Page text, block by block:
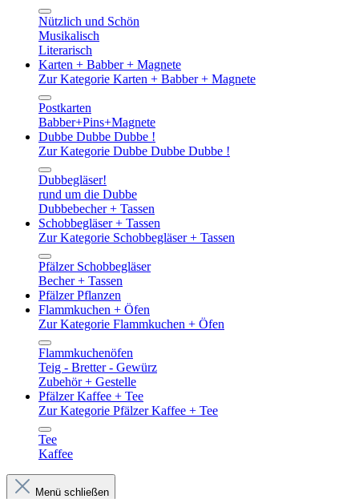
Nützlich und Schön
Musikalisch
Literarisch
Karten + Babber + Magnete
Zur Kategorie Karten + Babber + Magnete
Postkarten
Babber+Pins+Magnete
Dubbe Dubbe Dubbe !
Zur Kategorie Dubbe Dubbe Dubbe !
Dubbegläser!
rund um die Dubbe
Dubbebecher + Tassen
Schobbegläser + Tassen
Zur Kategorie Schobbegläser + Tassen
Pfälzer Schobbegläser
Becher + Tassen
Pfälzer Pflanzen
Flammkuchen + Öfen
Zur Kategorie Flammkuchen + Öfen
Flammkuchenöfen
Teig - Bretter - Gewürz
Zubehör + Gestelle
Pfälzer Kaffee + Tee
Zur Kategorie Pfälzer Kaffee + Tee
Tee
Kaffee
Menü schließen